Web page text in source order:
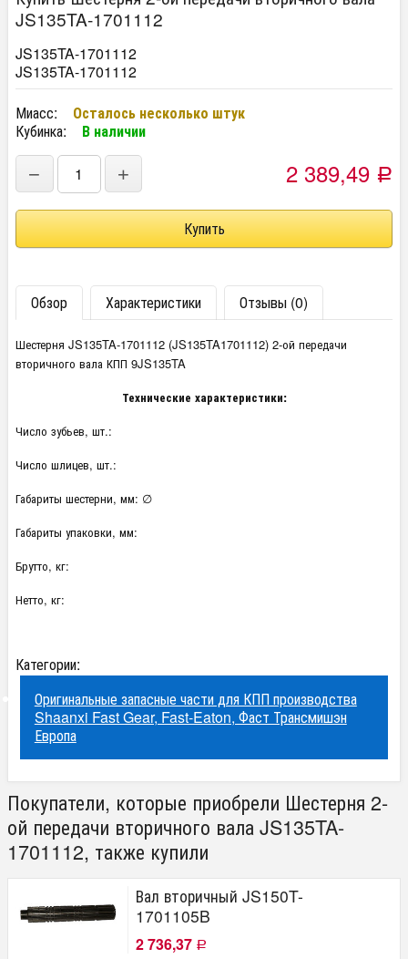
JS135TA-1701112
JS135TA-1701112
JS135TA-1701112
Миасс:
Осталось несколько штук
Кубинка:
В наличии
− + 2 389,49 Р
Обзор Характеристики Отзывы (0)
Шестерня JS135TA-1701112 (JS135TA1701112) 2-ой передачи
вторичного вала КПП 9JS135TA
Технические характеристики:
Число зубьев, шт.:
Число шлицев, шт.:
Габариты шестерни, мм: ∅
Габариты упаковки, мм:
Брутто, кг:
Нетто, кг:
Категории:
Оригинальные запасные части для КПП производства
Shaanxi Fast Gear, Fast-Eaton, Фаст Трансмишэн
Европа
Покупатели, которые приобрели Шестерня 2-
ой передачи вторичного вала JS135TA-
1701112, также купили
Вал вторичный JS150T-
1701105B
2 736,37 Р